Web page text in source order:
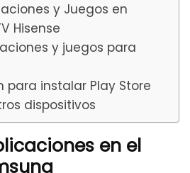
y Juegos en
Hisense
y juegos para
para instalar Play Store
dispositivos
en el